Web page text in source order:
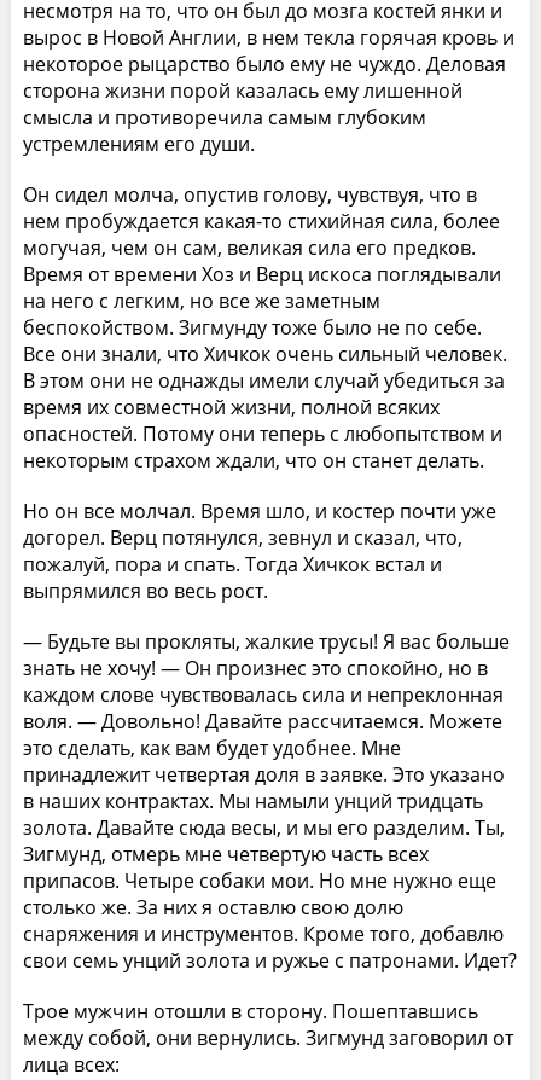
несмотря на то, что он был до мозга костей янки и
вырос в Новой Англии, в нем текла горячая кровь и
некоторое рыцарство было ему не чуждо. Деловая
сторона жизни порой казалась ему лишенной
смысла и противоречила самым глубоким
устремлениям его души.
Он сидел молча, опустив голову, чувствуя, что в
нем пробуждается какая-то стихийная сила, более
могучая, чем он сам, великая сила его предков.
Время от времени Хоз и Верц искоса поглядывали
на него с легким, но все же заметным
беспокойством. Зигмунду тоже было не по себе.
Все они знали, что Хичкок очень сильный человек.
В этом они не однажды имели случай убедиться за
время их совместной жизни, полной всяких
опасностей. Потому они теперь с любопытством и
некоторым страхом ждали, что он станет делать.
Но он все молчал. Время шло, и костер почти уже
догорел. Верц потянулся, зевнул и сказал, что,
пожалуй, пора и спать. Тогда Хичкок встал и
выпрямился во весь рост.
— Будьте вы прокляты, жалкие трусы! Я вас больше
знать не хочу! — Он произнес это спокойно, но в
каждом слове чувствовалась сила и непреклонная
воля. — Довольно! Давайте рассчитаемся. Можете
это сделать, как вам будет удобнее. Мне
принадлежит четвертая доля в заявке. Это указано
в наших контрактах. Мы намыли унций тридцать
золота. Давайте сюда весы, и мы его разделим. Ты,
Зигмунд, отмерь мне четвертую часть всех
припасов. Четыре собаки мои. Но мне нужно еще
столько же. За них я оставлю свою долю
снаряжения и инструментов. Кроме того, добавлю
свои семь унций золота и ружье с патронами. Идет?
Трое мужчин отошли в сторону. Пошептавшись
между собой, они вернулись. Зигмунд заговорил от
лица всех: